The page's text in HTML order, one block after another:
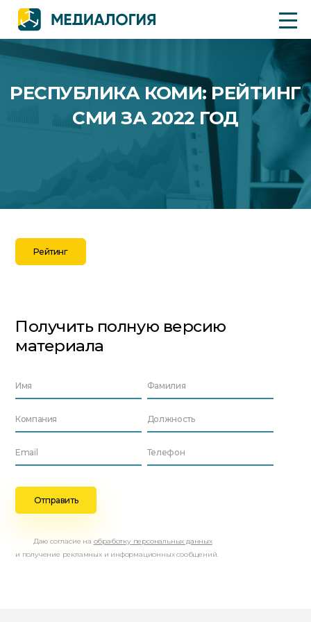
РЕСПУБЛИКА КОМИ: РЕЙТИНГ
СМИ ЗА 2022 ГОД
Рейтинг
Получить полную версию
материала
Даю согласие на обработку персональных данных
и получение рекламных и информационных сообщений.